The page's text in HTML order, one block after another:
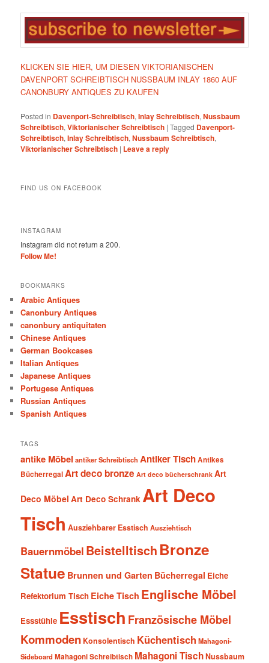
KLICKEN SIE HIER, UM DIESEN VIKTORIANISCHEN
DAVENPORT SCHREIBTISCH NUSSBAUM INLAY 1860 AUF
CANONBURY ANTIQUES ZU KAUFEN
Posted in Davenport-Schreibtisch,Inlay Schreibtisch,Nussbaum
Schreibtisch,Viktorianischer Schreibtisch |Tagged Davenport-
Schreibtisch,Inlay Schreibtisch,Nussbaum Schreibtisch,
Viktorianischer Schreibtisch | Leave a reply
FIND US ON FACEBOOK
INSTAGRAM
Instagram did not return a 200.
Follow Me!
BOOKMARKS
Arabic Antiques
Canonbury Antiques
canonbury antiquitaten
Chinese Antiques
German Bookcases
Italian Antiques
Japanese Antiques
Portugese Antiques
Russian Antiques
Spanish Antiques
TAGS
antike Möbel antiker Schreibtisch Antiker TischAntikes
BücherregalArt deco bronze Art deco bücherschrank Art
Deco Möbel Art Deco Schrank Art Deco
Tisch Ausziehbarer Esstisch Ausziehtisch
Bauernmöbel Beistelltisch Bronze
Statue Brunnen und Garten Bücherregal Eiche
Refektorium Tisch Eiche Tisch Englische Möbel
Essstühle Esstisch Französische Möbel
Kommoden Konsolentisch Küchentisch Mahagoni-
SideboardMahagoni Schreibtisch Mahagoni TischNussbaum